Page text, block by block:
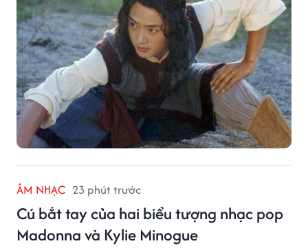
ÂM NHẠC 23 phút trước
Cú bắt tay của hai biểu tượng nhạc pop
Madonna và Kylie Minogue